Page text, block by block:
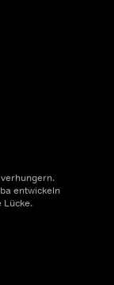
entwickeln
Lücke.